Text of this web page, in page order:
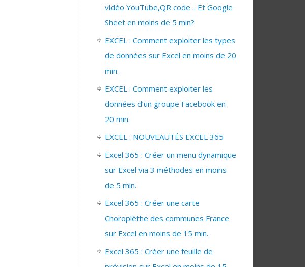
vidéo YouTube,QR code .. Et Google
Sheet en moins de 5 min?
EXCEL : Comment exploiter les types
de données sur Excel en moins de 20
min.
EXCEL : Comment exploiter les
données d’un groupe Facebook en
20 min.
EXCEL : NOUVEAUTÉS EXCEL 365
Excel 365 : Créer un menu dynamique
sur Excel via 3 méthodes en moins
de 5 min.
Excel 365 : Créer une carte
Choroplèthe des communes France
sur Excel en moins de 15 min.
Excel 365 : Créer une feuille de